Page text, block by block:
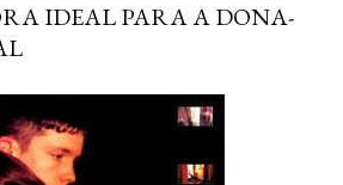
IDEAL PARA A DONA-